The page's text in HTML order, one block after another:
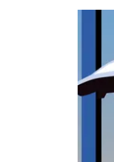
datę.
aby